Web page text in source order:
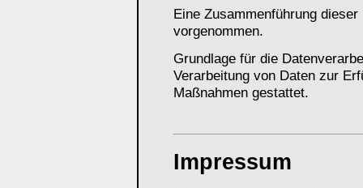
Eine Zusammenführung
vorgenommen.
Grundlage für die
Verarbeitung von Daten zur
Maßnahmen gestattet.
Impressum